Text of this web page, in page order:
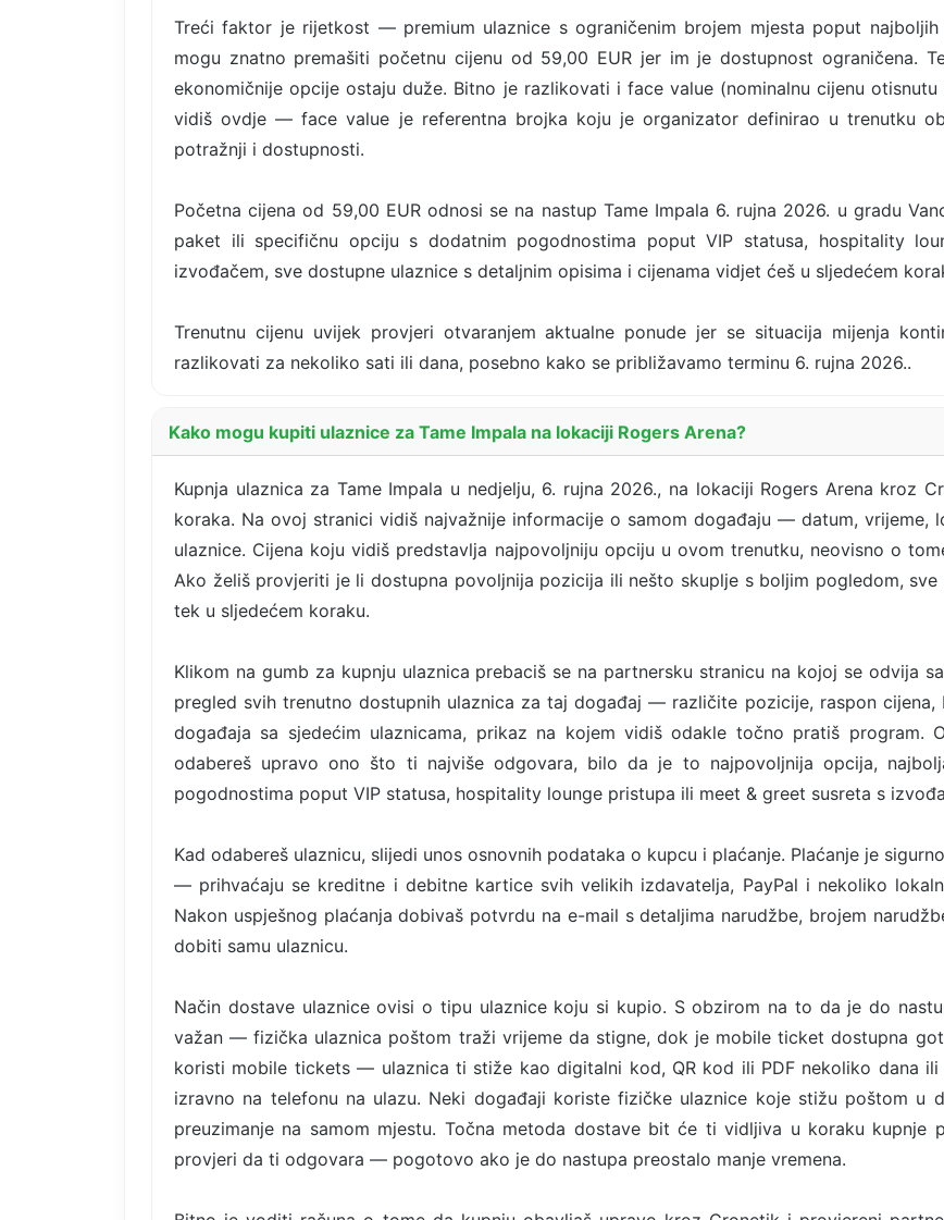
Treći faktor je rijetkost — premium ulaznice s ograničenim brojem mjesta poput
mogu znatno premašiti početnu cijenu od 59,00 EUR jer im je dostupnost ograničena.
ekonomičnije opcije ostaju duže. Bitno je razlikovati i face value (nominalnu cijenu
vidiš ovdje — face value je referentna brojka koju je organizator definirao u trenutku
potražnji i dostupnosti.
Početna cijena od 59,00 EUR odnosi se na nastup Tame Impala 6. rujna 2026. u gradu
paket ili specifičnu opciju s dodatnim pogodnostima poput VIP statusa, hospitality
izvođačem, sve dostupne ulaznice s detaljnim opisima i cijenama vidjet ćeš u sljedećem
Trenutnu cijenu uvijek provjeri otvaranjem aktualne ponude jer se situacija mijenja
razlikovati za nekoliko sati ili dana, posebno kako se približavamo terminu 6. rujna 2026..
Kako mogu kupiti ulaznice za Tame Impala na lokaciji Rogers Arena?
Kupnja ulaznica za Tame Impala u nedjelju, 6. rujna 2026., na lokaciji Rogers Arena kroz
koraka. Na ovoj stranici vidiš najvažnije informacije o samom događaju — datum, vrijeme,
ulaznice. Cijena koju vidiš predstavlja najpovoljniju opciju u ovom trenutku, neovisno o
Ako želiš provjeriti je li dostupna povoljnija pozicija ili nešto skuplje s boljim pogledom,
tek u sljedećem koraku.
Klikom na gumb za kupnju ulaznica prebaciš se na partnersku stranicu na kojoj se odvija
pregled svih trenutno dostupnih ulaznica za taj događaj — različite pozicije, raspon
događaja sa sjedećim ulaznicama, prikaz na kojem vidiš odakle točno pratiš program.
odabereš upravo ono što ti najviše odgovara, bilo da je to najpovoljnija opcija,
pogodnostima poput VIP statusa, hospitality lounge pristupa ili meet & greet susreta s
Kad odabereš ulaznicu, slijedi unos osnovnih podataka o kupcu i plaćanje. Plaćanje je
— prihvaćaju se kreditne i debitne kartice svih velikih izdavatelja, PayPal i nekoliko
Nakon uspješnog plaćanja dobivaš potvrdu na e-mail s detaljima narudžbe, brojem
dobiti samu ulaznicu.
Način dostave ulaznice ovisi o tipu ulaznice koju si kupio. S obzirom na to da je do
važan — fizička ulaznica poštom traži vrijeme da stigne, dok je mobile ticket dostupna
koristi mobile tickets — ulaznica ti stiže kao digitalni kod, QR kod ili PDF nekoliko dana
izravno na telefonu na ulazu. Neki događaji koriste fizičke ulaznice koje stižu poštom u
preuzimanje na samom mjestu. Točna metoda dostave bit će ti vidljiva u koraku kupnje
provjeri da ti odgovara — pogotovo ako je do nastupa preostalo manje vremena.